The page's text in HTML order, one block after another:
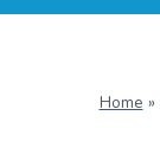
Home »